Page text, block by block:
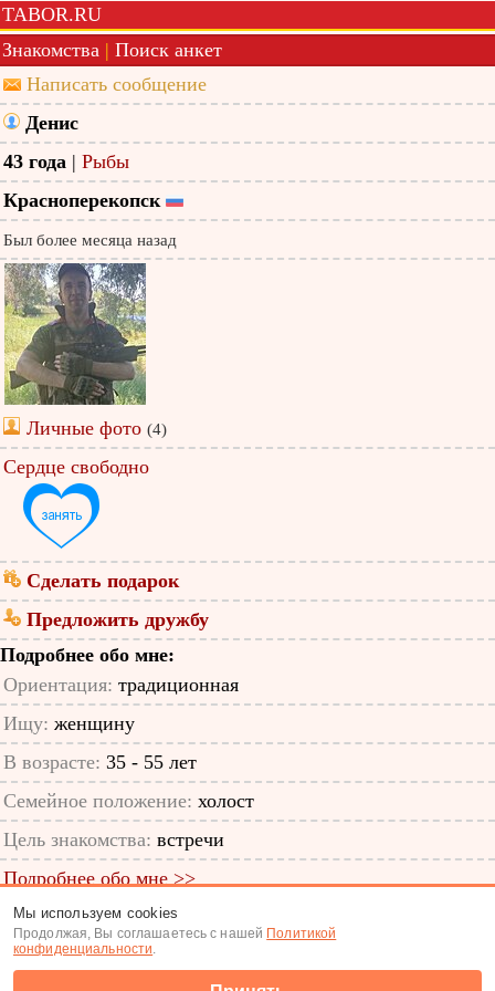
TABOR.RU
Знакомства | Поиск анкет
Написать сообщение
Денис
43 года | Рыбы
Красноперекопск
Был более месяца назад
Личные фото (4)
Сердце свободно
Сделать подарок
Предложить дружбу
Подробнее обо мне:
Ориентация: традиционная
Ищу: женщину
В возрасте: 35 - 55 лет
Семейное положение: холост
Цель знакомства: встречи
Подробнее обо мне >>
ID анкеты: 65060809
Знакомства|Поиск анкет
Мы используем cookies
Продолжая, Вы соглашаетесь с нашей Политикой
конфиденциальности.